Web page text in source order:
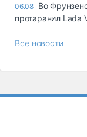
06.08 Во
протаранил Lada
Все новости